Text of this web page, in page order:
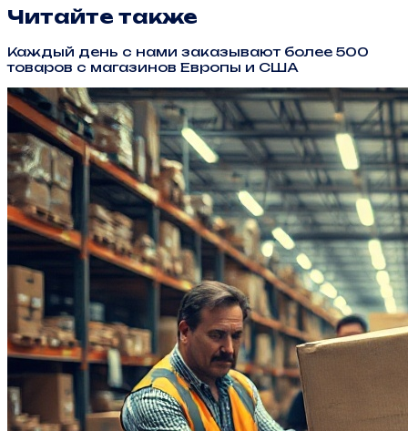
Читайте также
Каждый день с нами заказывают более 500
товаров с магазинов Европы и США